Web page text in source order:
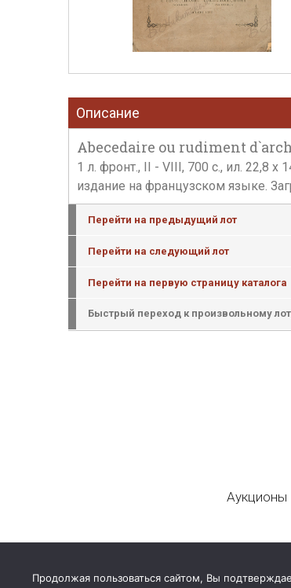
Описание
Abecedaire ou rudiment
1 л. фронт., II - VIII, 700 с., ил. 22,8
издание на французском языке.
Перейти на предыдущий лот
Перейти на следующий лот
Перейти на первую страницу каталога
Быстрый переход к произвольному
Аукционы
Продолжая пользоваться сайтом, Вы